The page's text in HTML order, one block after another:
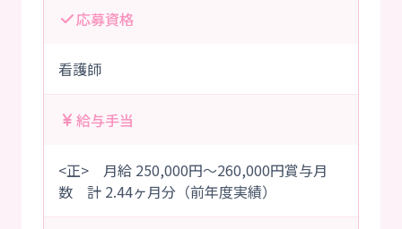
応募資格
看護師
給与手当
<正> 月給 250,000円～260,000円賞与月
数 計 2.44ヶ月分（前年度実績）